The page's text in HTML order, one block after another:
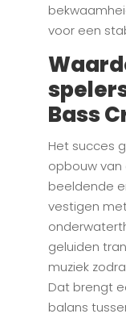
voor een
Bass
Het succes
opbouw van
beeldende
vestigen
geluiden
muziek
Dat brengt
balans